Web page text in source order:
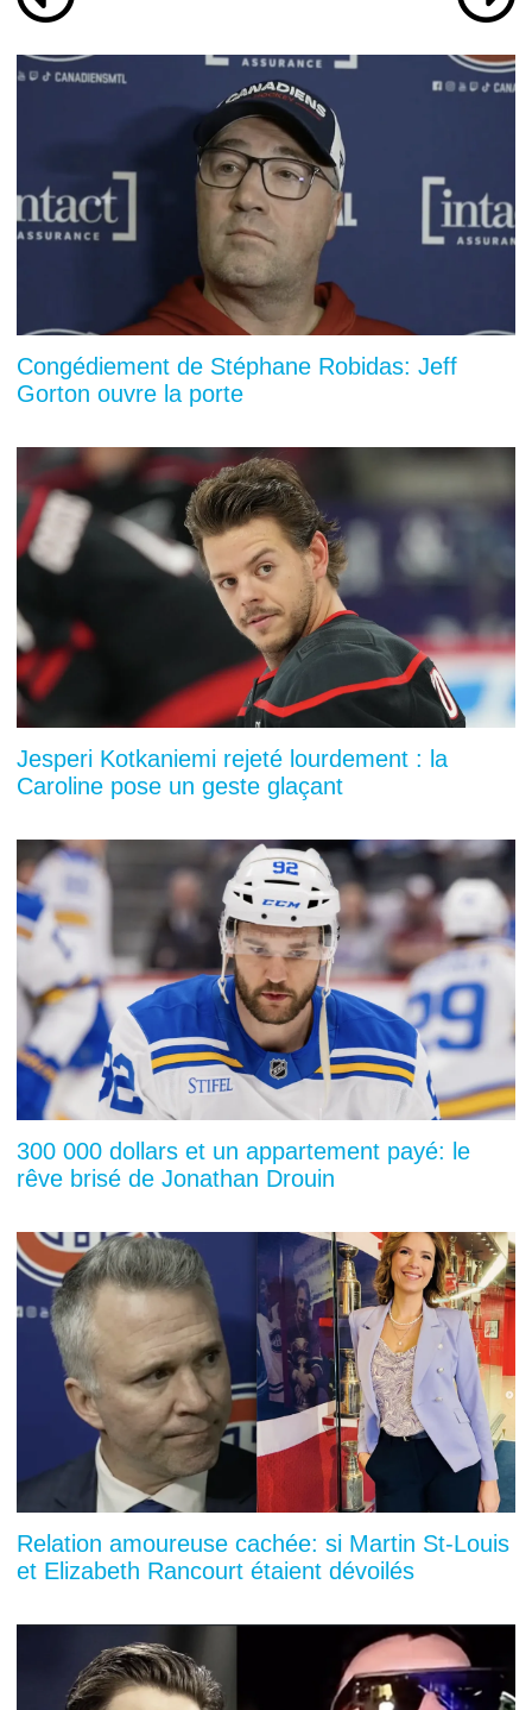
Congédiement de Stéphane Robidas: Jeff
Gorton ouvre la porte
Jesperi Kotkaniemi rejeté lourdement : la
Caroline pose un geste glaçant
300 000 dollars et un appartement payé: le
rêve brisé de Jonathan Drouin
Relation amoureuse cachée: si Martin St-Louis
et Elizabeth Rancourt étaient dévoilés